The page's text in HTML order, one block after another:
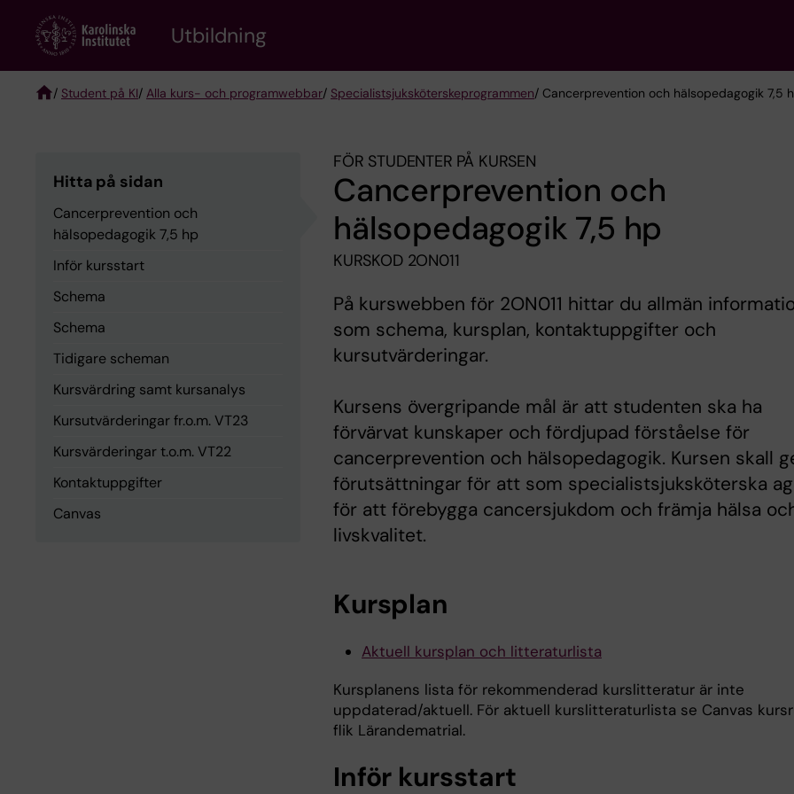
content
Utbildning
/ Student på KI/ Alla kurs- och programwebbar/ Specialist­sjuksköterske­programmen/ Cancerprevention och hälsopedagogik 7,5
Hitta på sidan
Cancerprevention och
hälsopedagogik 7,5 hp
Inför kursstart
Schema
Schema
Tidigare scheman
Kursvärdring samt kursanalys
Kursutvärderingar fr.o.m. VT23
Kursvärderingar t.o.m. VT22
Kontaktuppgifter
Canvas
FÖR STUDENTER PÅ KURSEN
Cancerprevention och
hälsopedagogik 7,5 hp
KURSKOD 2ON011
På kurswebben för 2ON011 hittar du allmän
som schema, kursplan, kontaktuppgifter och
kursutvärderingar.
Kursens övergripande mål är att studenten ska ha
förvärvat kunskaper och fördjupad förståelse för
cancerprevention och hälsopedagogik. Kursen skall
förutsättningar för att som specialistsjuksköterska
för att förebygga cancersjukdom och främja hälsa
livskvalitet.
Kursplan
Aktuell kursplan och litteraturlista
Kursplanens lista för rekommenderad kurslitteratur är inte
uppdaterad/aktuell. För aktuell kurslitteraturlista se Canvas
flik Lärandematrial.
Inför kursstart